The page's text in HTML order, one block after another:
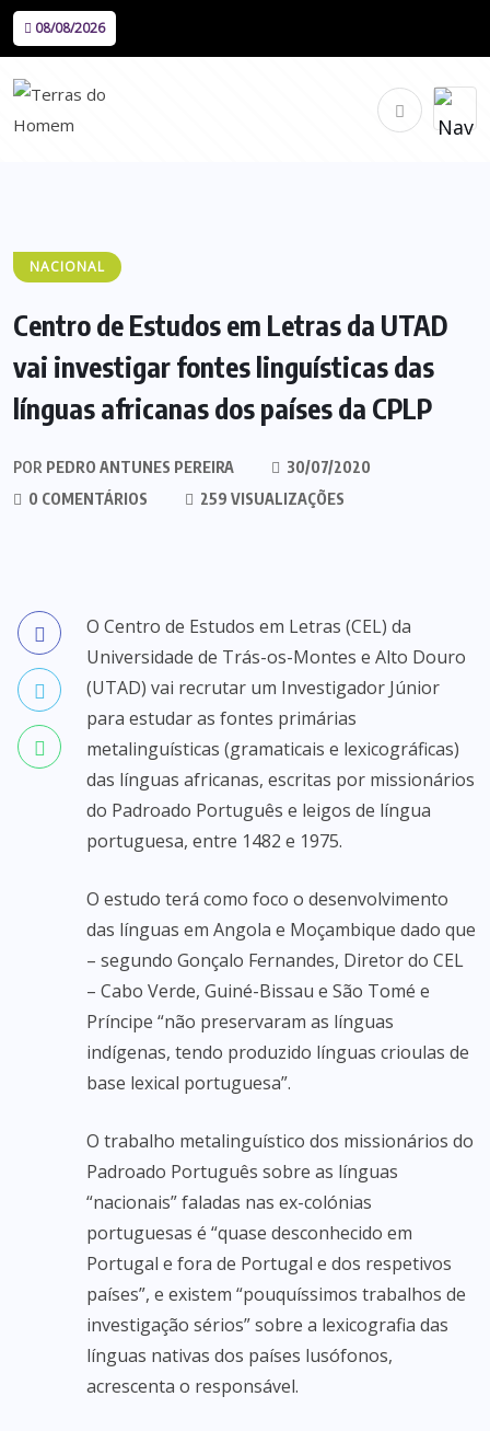
08/08/2026
NACIONAL
Centro de Estudos em Letras da UTAD
vai investigar fontes linguísticas das
línguas africanas dos países da CPLP
POR PEDRO ANTUNES PEREIRA
30/07/2020
0 COMENTÁRIOS
259 VISUALIZAÇÕES
O Centro de Estudos em Letras (CEL) da
Universidade de Trás-os-Montes e Alto Douro
(UTAD) vai recrutar um Investigador Júnior
para estudar as fontes primárias
metalinguísticas (gramaticais e lexicográficas)
das línguas africanas, escritas por missionários
do Padroado Português e leigos de língua
portuguesa, entre 1482 e 1975.
O estudo terá como foco o desenvolvimento
das línguas em Angola e Moçambique dado que
– segundo Gonçalo Fernandes, Diretor do CEL
– Cabo Verde, Guiné-Bissau e São Tomé e
Príncipe “não preservaram as línguas
indígenas, tendo produzido línguas crioulas de
base lexical portuguesa”.
O trabalho metalinguístico dos missionários do
Padroado Português sobre as línguas
“nacionais” faladas nas ex-colónias
portuguesas é “quase desconhecido em
Portugal e fora de Portugal e dos respetivos
países”, e existem “pouquíssimos trabalhos de
investigação sérios” sobre a lexicografia das
línguas nativas dos países lusófonos,
acrescenta o responsável.